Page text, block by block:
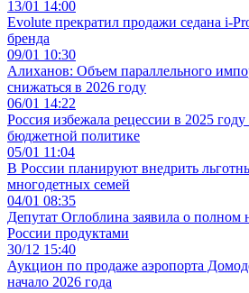
13/01 14:00
Evolute прекратил продажи седана i-
бренда
09/01 10:30
Алиханов: Объем параллельного
снижаться в 2026 году
06/01 14:22
Россия избежала рецессии в 2025
бюджетной политике
05/01 11:04
В России планируют внедрить
многодетных семей
04/01 08:35
Депутат Оглоблина заявила о
России продуктами
30/12 15:40
Аукцион по продаже аэропорта
начало 2026 года